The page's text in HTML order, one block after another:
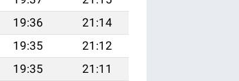
19:36
21:14
19:35
21:12
19:35
21:11